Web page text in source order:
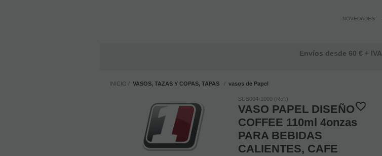
NOVEDADES
Envíos desde 60 € + IVA
INICIO VASOS, TAZAS Y COPAS, TAPAS vasos de Papel
SUS004-1000 (Ref.)
VASO PAPEL DISEÑO
COFFEE 110ml 4onzas
PARA BEBIDAS
CALIENTES, CAFE